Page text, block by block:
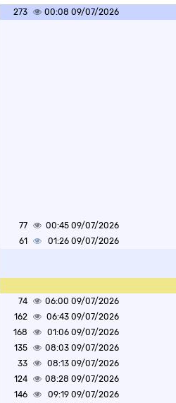
09/07/2026 00:08
273
09/07/2026 00:45
77
09/07/2026 01:26
61
09/07/2026 06:00
74
09/07/2026 06:43
162
09/07/2026 01:06
168
09/07/2026 08:03
135
09/07/2026 08:13
33
09/07/2026 08:28
124
09/07/2026 09:19
146